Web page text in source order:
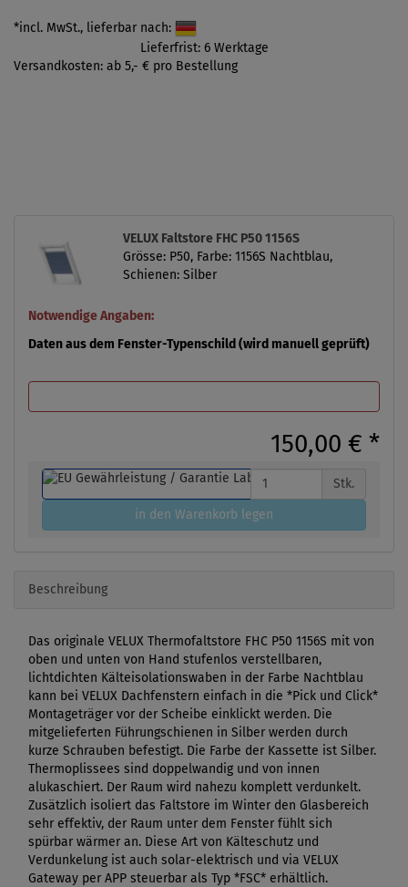
*incl. MwSt., lieferbar nach:
Lieferfrist: 6 Werktage
Versandkosten: ab 5,- € pro Bestellung
VELUX Faltstore FHC P50 1156S
Grösse: P50, Farbe: 1156S Nachtblau,
Schienen: Silber
Notwendige Angaben:
Daten aus dem Fenster-Typenschild (wird manuell geprüft)
150,00 € *
Stk.
in den Warenkorb legen
Beschreibung
Das originale VELUX Thermofaltstore FHC P50 1156S mit von
oben und unten von Hand stufenlos verstellbaren,
lichtdichten Kälteisolationswaben in der Farbe Nachtblau
kann bei VELUX Dachfenstern einfach in die *Pick und Click*
Montageträger vor der Scheibe einklickt werden. Die
mitgelieferten Führungschienen in Silber werden durch
kurze Schrauben befestigt. Die Farbe der Kassette ist Silber.
Thermoplissees sind doppelwandig und von innen
alukaschiert. Der Raum wird nahezu komplett verdunkelt.
Zusätzlich isoliert das Faltstore im Winter den Glasbereich
sehr effektiv, der Raum unter dem Fenster fühlt sich
spürbar wärmer an. Diese Art von Kälteschutz und
Verdunkelung ist auch solar-elektrisch und via VELUX
Gateway per APP steuerbar als Typ *FSC* erhältlich.